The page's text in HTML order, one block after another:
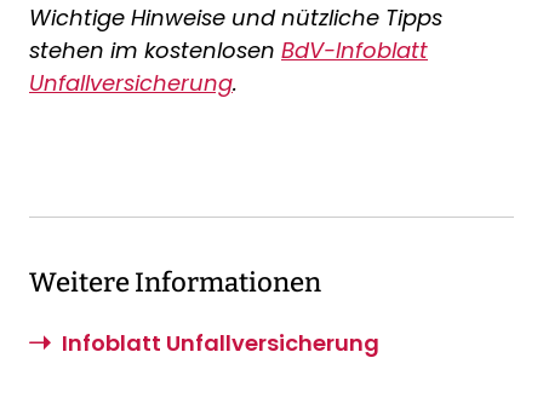
Wichtige Hinweise und nützliche Tipps
stehen im kostenlosen BdV-Infoblatt
Unfallversicherung.
Weitere Informationen
Infoblatt Unfallversicherung